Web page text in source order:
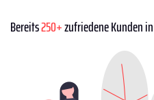
Bereits250+zufriedene Kunden in